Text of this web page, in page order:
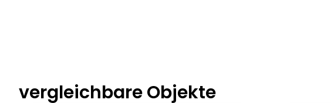
vergleichbare Objekte